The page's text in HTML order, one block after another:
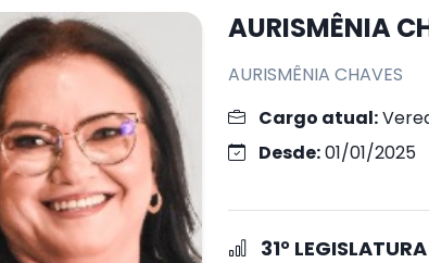
AURISMÊNIA
AURISMÊNIA CHAVES
Cargo atual:
Desde:01/01/2025
31°